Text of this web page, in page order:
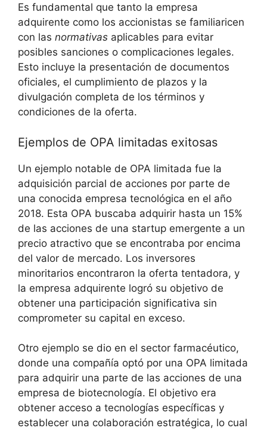
Es fundamental que tanto la empresa
adquirente como los accionistas se familiaricen
con las normativas aplicables para evitar
posibles sanciones o complicaciones legales.
Esto incluye la presentación de documentos
oficiales, el cumplimiento de plazos y la
divulgación completa de los términos y
condiciones de la oferta.
Ejemplos de OPA limitadas exitosas
Un ejemplo notable de OPA limitada fue la
adquisición parcial de acciones por parte de
una conocida empresa tecnológica en el año
2018. Esta OPA buscaba adquirir hasta un 15%
de las acciones de una startup emergente a un
precio atractivo que se encontraba por encima
del valor de mercado. Los inversores
minoritarios encontraron la oferta tentadora, y
la empresa adquirente logró su objetivo de
obtener una participación significativa sin
comprometer su capital en exceso.
Otro ejemplo se dio en el sector farmacéutico,
donde una compañía optó por una OPA limitada
para adquirir una parte de las acciones de una
empresa de biotecnología. El objetivo era
obtener acceso a tecnologías específicas y
establecer una colaboración estratégica, lo cual